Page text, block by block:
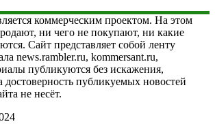
коммерческим проектом. На этом
ни чего не покупают, ни какие
Сайт представляет собой ленту
news.rambler.ru, kommersant.ru,
публикуются без искажения,
достоверность публикуемых новостей
не несёт.